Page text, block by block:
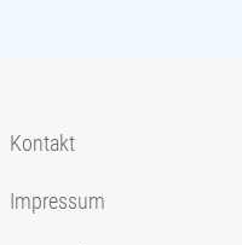
Kontakt
Impressum